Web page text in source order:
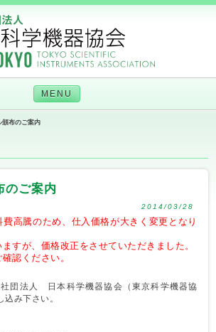
MENU
頒布のご案内
のご案内
2014/03/28
高騰のため、仕入価格が大きく変更となり
すが、価格改正をさせていただきました。
確認ください。
社団法人 日本科学機器協会（東京科学機器協
み下さい。